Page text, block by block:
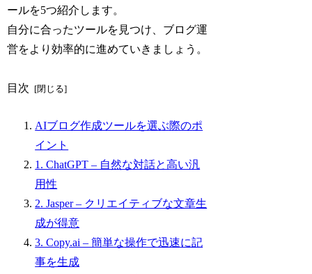
ールを5つ紹介します。
自分に合ったツールを見つけ、ブログ運
営をより効率的に進めていきましょう。
目次
AIブログ作成ツールを選ぶ際のポ
イント
1. ChatGPT – 自然な対話と高い汎
用性
2. Jasper – クリエイティブな文章生
成が得意
3. Copy.ai – 簡単な操作で迅速に記
事を生成